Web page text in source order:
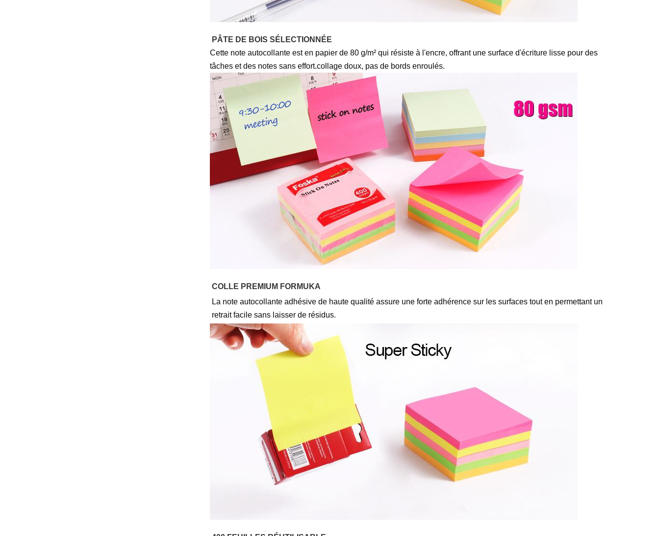
PÂTE DE BOIS SÉLECTIONNÉE
Cette note autocollante est en papier de 80 g/m² qui résiste à l'encre, offrant une surface d'écriture lisse pour des
tâches et des notes sans effort.collage doux, pas de bords enroulés.
COLLE PREMIUM FORMUKA
La note autocollante adhésive de haute qualité assure une forte adhérence sur les surfaces tout en permettant un
retrait facile sans laisser de résidus.